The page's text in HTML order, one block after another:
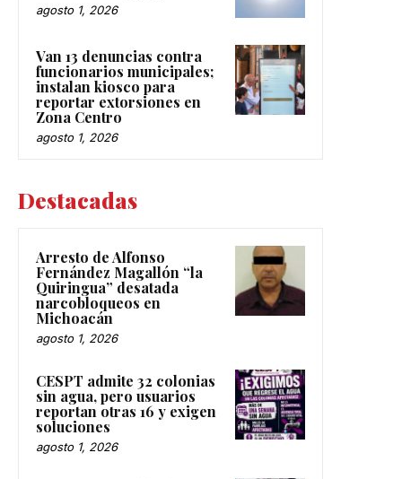
agosto 1, 2026
Van 13 denuncias contra
funcionarios municipales;
instalan kiosco para
reportar extorsiones en
Zona Centro
agosto 1, 2026
Destacadas
Arresto de Alfonso
Fernández Magallón “la
Quiringua” desatada
narcobloqueos en
Michoacán
agosto 1, 2026
CESPT admite 32 colonias
sin agua, pero usuarios
reportan otras 16 y exigen
soluciones
agosto 1, 2026